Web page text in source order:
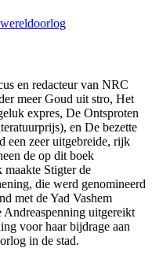
en redacteur van NRC
meer Goud uit stro, Het
expres, De Ontsproten
en De bezette
een zeer uitgebreide, rijk
de op dit boek
maakte Stigter de
die werd genomineerd
met de Yad Vashem
uitgereikt
voor haar bijdrage aan
in de stad.